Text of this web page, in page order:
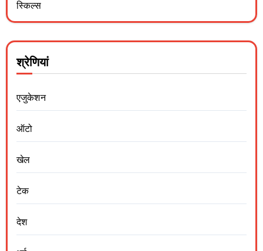
स्किल्स
श्रेणियां
एजुकेशन
ऑटो
खेल
टेक
देश